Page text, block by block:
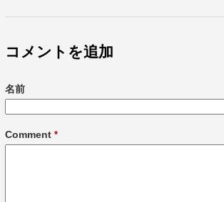
コメントを追加
名前
Comment *